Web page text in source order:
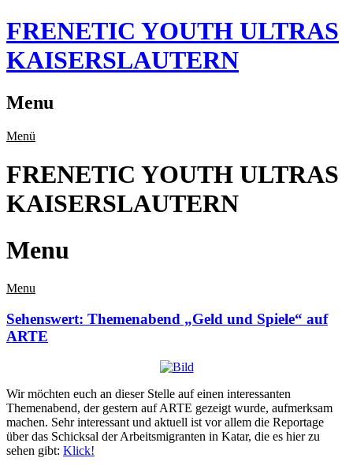
Skip
to
content
FRENETIC YOUTH ULTRAS
KAISERSLAUTERN
Menu
Menü
FRENETIC YOUTH ULTRAS
KAISERSLAUTERN
Menu
Menu
Sehenswert: Themenabend „Geld und Spiele“ auf
ARTE
Wir möchten euch an dieser Stelle auf einen interessanten
Themenabend, der gestern auf ARTE gezeigt wurde, aufmerksam
machen. Sehr interessant und aktuell ist vor allem die Reportage
über das Schicksal der Arbeitsmigranten in Katar, die es hier zu
sehen gibt: Klick!